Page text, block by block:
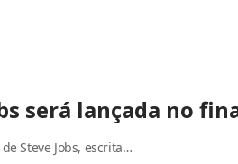
será lançada no
Steve Jobs, escrita…